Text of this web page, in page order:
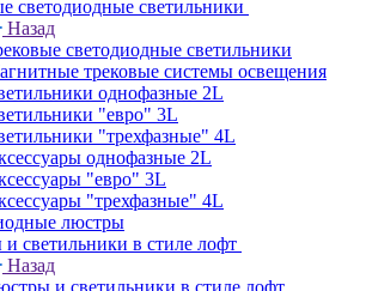
светодиодные светильники
Назад
светодиодные светильники
трековые системы освещения
однофазные 2L
"евро" 3L
"трехфазные" 4L
однофазные 2L
"евро" 3L
"трехфазные" 4L
люстры
светильники в стиле лофт
Назад
и светильники в стиле лофт